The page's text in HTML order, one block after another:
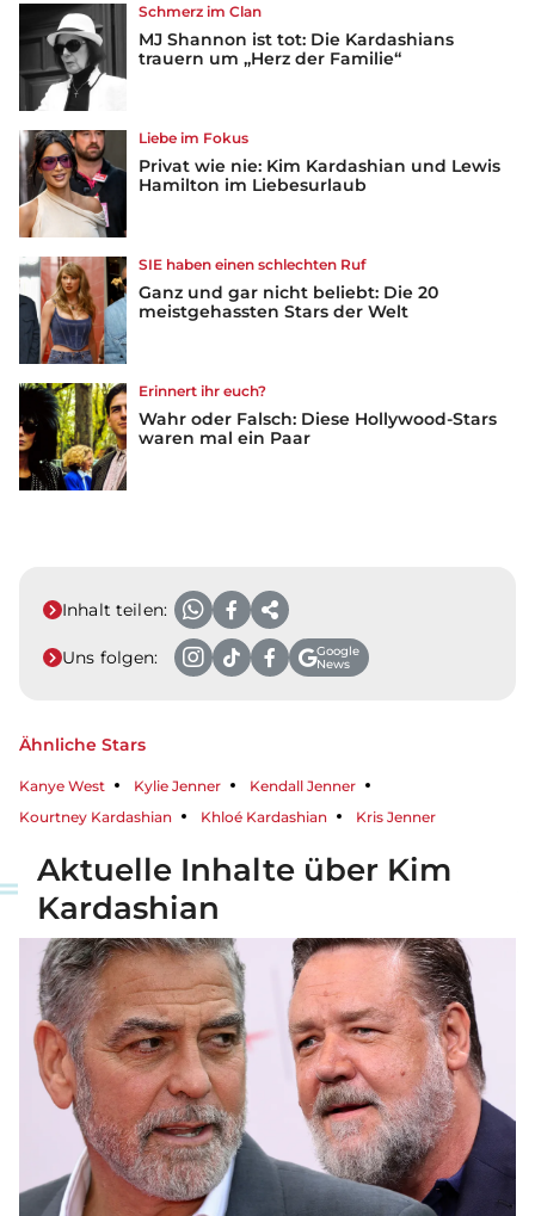
Schmerz im Clan
MJ Shannon ist tot: Die Kardashians
trauern um „Herz der Familie“
Liebe im Fokus
Privat wie nie: Kim Kardashian und Lewis
Hamilton im Liebesurlaub
SIE haben einen schlechten Ruf
Ganz und gar nicht beliebt: Die 20
meistgehassten Stars der Welt
Erinnert ihr euch?
Wahr oder Falsch: Diese Hollywood-Stars
waren mal ein Paar
Inhalt teilen:
Uns folgen:
Google
News
Ähnliche Stars
Kanye West Kylie Jenner
Kendall Jenner
Kourtney Kardashian
Khloé Kardashian Kris Jenner
Aktuelle Inhalte über Kim
Kardashian